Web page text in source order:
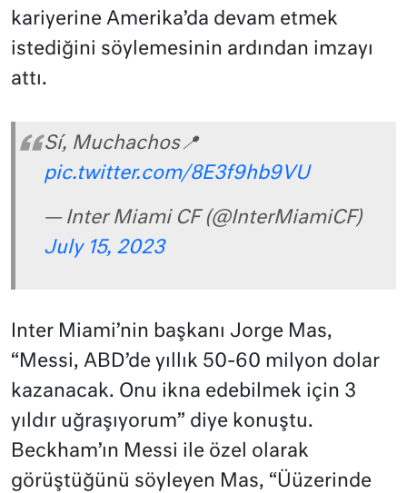
kariyerine Amerika’da devam etmek
istediğini söylemesinin ardından imzayı
attı.
Sí, Muchachos📍
pic.twitter.com/8E3f9hb9VU
— Inter Miami CF (@InterMiamiCF)
July 15, 2023
Inter Miami’nin başkanı Jorge Mas,
“Messi, ABD’de yıllık 50-60 milyon dolar
kazanacak. Onu ikna edebilmek için 3
yıldır uğraşıyorum” diye konuştu.
Beckham’ın Messi ile özel olarak
görüştüğünü söyleyen Mas, “Üüzerinde